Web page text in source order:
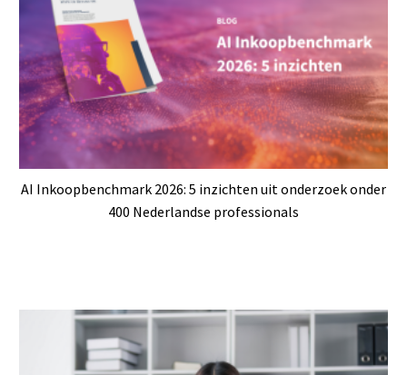
AI Inkoopbenchmark 2026: 5 inzichten uit onderzoek onder
400 Nederlandse professionals